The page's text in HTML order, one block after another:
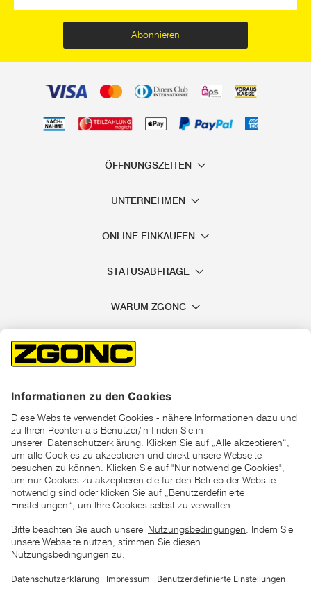
Abonnieren
ÖFFNUNGSZEITEN
UNTERNEHMEN
ONLINE EINKAUFEN
STATUSABFRAGE
WARUM ZGONC
*der "statt"-Preis ist der niedrigste von uns in den letzten 30
Tagen vor Beginn dieser Aktion verlangte Preis
unter den UVP Preisen auf dieser Website sind die
zu verstehen